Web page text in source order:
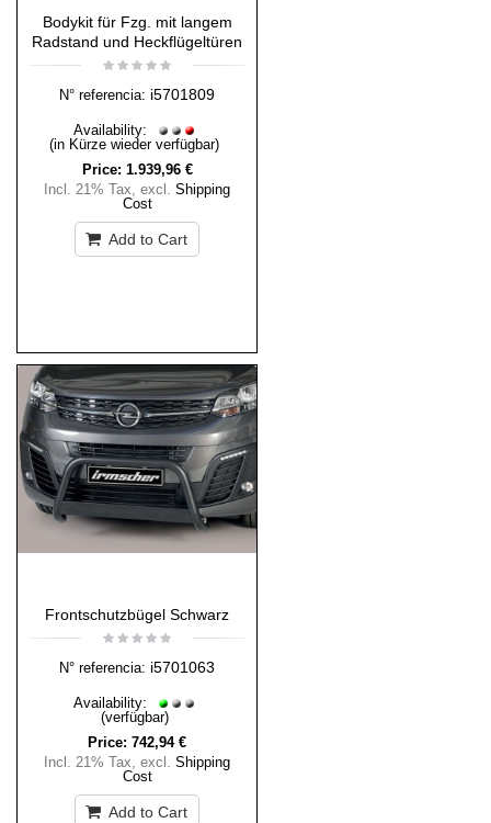
Bodykit für Fzg. mit langem
Radstand und Heckflügeltüren
N° referencia: i5701809
Availability:
(in Kürze wieder verfügbar)
Price: 1.939,96 €
Incl. 21% Tax, excl. Shipping
Cost
Add to Cart
Frontschutzbügel Schwarz
N° referencia: i5701063
Availability:
(verfügbar)
Price: 742,94 €
Incl. 21% Tax, excl. Shipping
Cost
Add to Cart